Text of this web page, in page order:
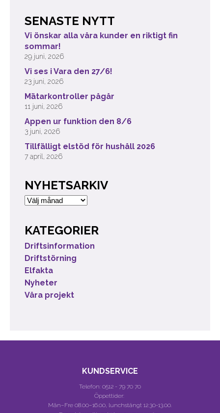
SENASTE NYTT
Vi önskar alla våra kunder en riktigt fin
sommar!
29 juni, 2026
Vi ses i Vara den 27/6!
23 juni, 2026
Mätarkontroller pågår
11 juni, 2026
Appen ur funktion den 8/6
3 juni, 2026
Tillfälligt elstöd för hushåll 2026
7 april, 2026
NYHETSARKIV
Nyhetsarkiv
KATEGORIER
Driftsinformation
Driftstörning
Elfakta
Nyheter
Våra projekt
KUNDSERVICE
Telefon: 0512 - 79 70 70
Öppettider:
Mån–Fre 08.00–16.00, lunchstängt 12.30-13.00.